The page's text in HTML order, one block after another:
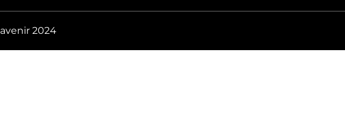
2024